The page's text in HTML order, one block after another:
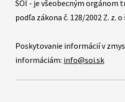
Položky
SOI - je všeobecným
podľa zákona č. 128/2002 Z. z.
Poskytovanie informácií v
informáciám: info@soi.sk